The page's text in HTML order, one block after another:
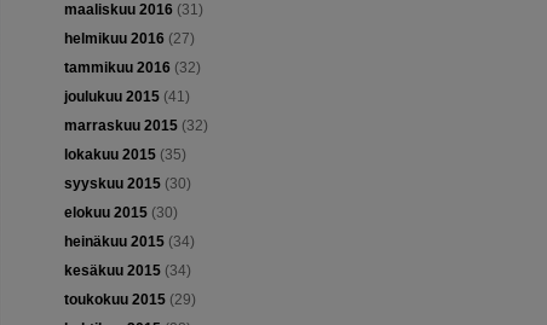
maaliskuu 2016 (31)
helmikuu 2016 (27)
tammikuu 2016 (32)
joulukuu 2015(41)
marraskuu 2015(32)
lokakuu 2015(35)
syyskuu 2015(30)
elokuu 2015(30)
heinäkuu 2015(34)
kesäkuu 2015(34)
toukokuu 2015(29)